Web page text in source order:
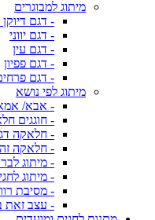
מיתוג למבוגרים
- דגם דיוקן
- דגם יווני
- דגם עין
- דגם פפיון
- דגם
מיתוג לפי נושא
- אבא/
- חוגגים
- חלאקה
- חלאקה
- מיתוג
- מיתוג
- מסיבת
- עצב זאת